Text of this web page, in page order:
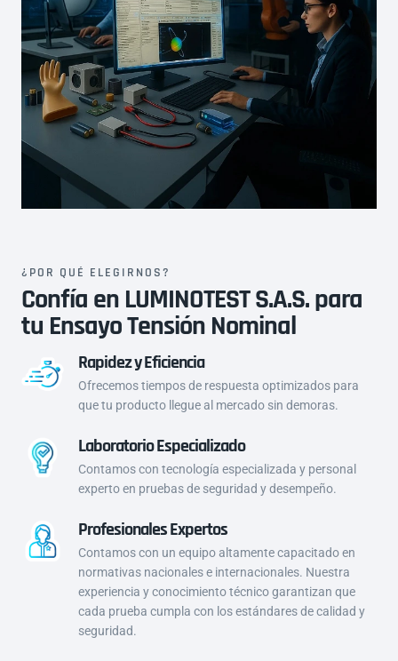
c
i
d
a
d
c
i
d
a
d
¿POR QUÉ ELEGIRNOS?
Confía en LUMINOTEST S.A.S. para
tu Ensayo Tensión Nominal
Rapidez y Eficiencia
Ofrecemos tiempos de respuesta optimizados para
que tu producto llegue al mercado sin demoras.
Laboratorio Especializado
Contamos con tecnología especializada y personal
experto en pruebas de seguridad y desempeño.
Profesionales Expertos
Contamos con un equipo altamente capacitado en
normativas nacionales e internacionales. Nuestra
experiencia y conocimiento técnico garantizan que
cada prueba cumpla con los estándares de calidad y
seguridad.